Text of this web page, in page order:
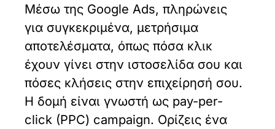
Μέσω της Google Ads, πληρώνεις
για συγκεκριμένα, μετρήσιμα
αποτελέσματα, όπως πόσα κλικ
έχουν γίνει στην ιστοσελίδα σου και
πόσες κλήσεις στην επιχείρησή σου.
Η δομή είναι γνωστή ως pay-per-
click (PPC) campaign. Ορίζεις ένα